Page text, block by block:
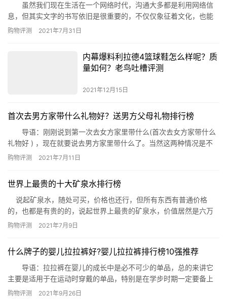
虽然我们现在生活在一个网络时代，沟通大多都是利用网络信
息，但其实文字的书写依旧是很重要的，不仅仅象征着文化，也能
更加真实的表露我们的情感。今天小编就来为大家推荐一些一生值
5、Mont Blanc …
购物评测 2021年7月31日
内幕爆料利拉德4篮球鞋怎么样呢？质
量如何？老鸟吐槽评测
2021年12月15日
首次去男方家带什么礼物好？送男方父母礼物排行榜
导语：刚刚说到第一次去女方家里带什么(首次去女方家带什么
礼物好 ) ，现在就要说去男方家里带什么了。当然这两种情况是不
一样的，女方去男方家里最好不要挑选太贵的，太贵的不太好，挑
5、保暖内衣 6、丝巾 7、鲜花 …
购物评测 2021年7月11日
世界上最贵的十大矿泉水排行榜
说起矿泉水，随处可买，价格也还行，但所有东西有普通价格
的，也都是有贵的的，说起世界上最贵的矿泉水，价值居然是六万
美元，看完，小编我眼珠都要掉出来了，居然这么贵，下面
750毫升 &nbs…
购物评测 2021年7月9日
什么牌子的婴儿拉拉裤好?婴儿拉拉裤排行榜10强推荐
导语：拉拉裤在婴儿的成长中是必不可少的单品，总的来讲它
主要是适用于在运动时穿戴的单品，特别是在学步时期一定要备上
一款，那么哪些拉拉裤是品质比较好的呢?今天网就整理了婴儿拉拉
购物评测 2021年9月26日